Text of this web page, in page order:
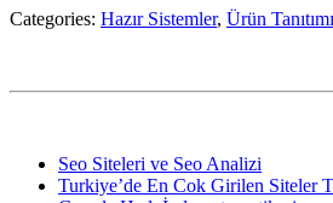
Categories: Hazır Sistemler, Ürün Tanıtımı
Seo Siteleri ve Seo Analizi
Turkiye’de En Cok Girilen Siteler